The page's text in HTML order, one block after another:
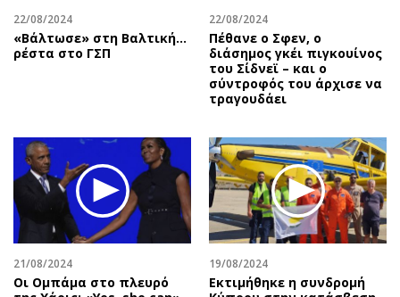
22/08/2024
«Βάλτωσε» στη Βαλτική...
ρέστα στο ΓΣΠ
22/08/2024
Πέθανε ο Σφεν, ο
διάσημος γκέι πιγκουίνος
του Σίδνεϊ – και ο
σύντροφός του άρχισε να
τραγουδάει
21/08/2024
Οι Ομπάμα στο πλευρό
19/08/2024
Εκτιμήθηκε η συνδρομή